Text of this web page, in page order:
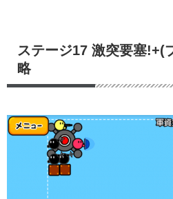
ステージ17 激突要塞!+(
略